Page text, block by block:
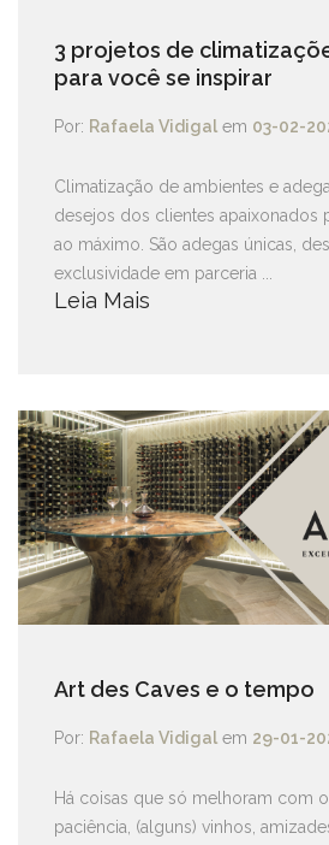
3 projetos de
para você se inspirar
Por: Rafaela Vidigal em 03-02-
Climatização de ambientes e
desejos dos clientes apaixonados
ao máximo. São adegas únicas,
exclusividade em parceria ...
Leia Mais
Art des Caves e o tempo
Por: Rafaela Vidigal em 29-01-
Há coisas que só melhoram com
paciência, (alguns) vinhos,